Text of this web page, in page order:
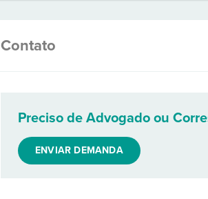
Contato
Preciso de Advogado ou
ENVIAR DEMANDA